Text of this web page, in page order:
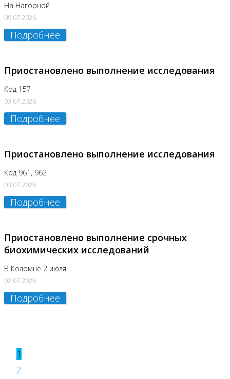
На Нагорной
09.07.2026
Подробнее
Приостановлено выполнение исследования
Код 157
03.07.2026
Подробнее
Приостановлено выполнение исследования
Код 961, 962
03.07.2026
Подробнее
Приостановлено выполнение срочных
биохимических исследований
В Коломне 2 июля
02.07.2026
Подробнее
1
2